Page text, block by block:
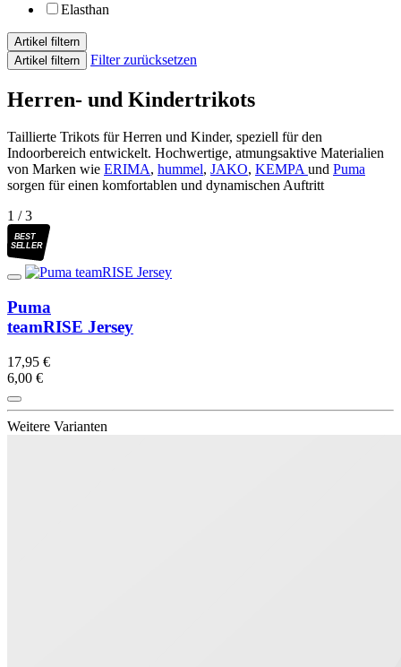
Elasthan
Artikel filtern
Artikel filtern
Filter zurücksetzen
Herren- und Kindertrikots
Taillierte Trikots für Herren und Kinder, speziell für den
Indoorbereich entwickelt. Hochwertige, atmungsaktive Materialien
von Marken wie ERIMA, hummel, JAKO, KEMPAund Puma
sorgen für einen komfortablen und dynamischen Auftritt
1 / 3
BEST
SELLER
Puma
teamRISE Jersey
17,95 €
6,00 €
Weitere Varianten